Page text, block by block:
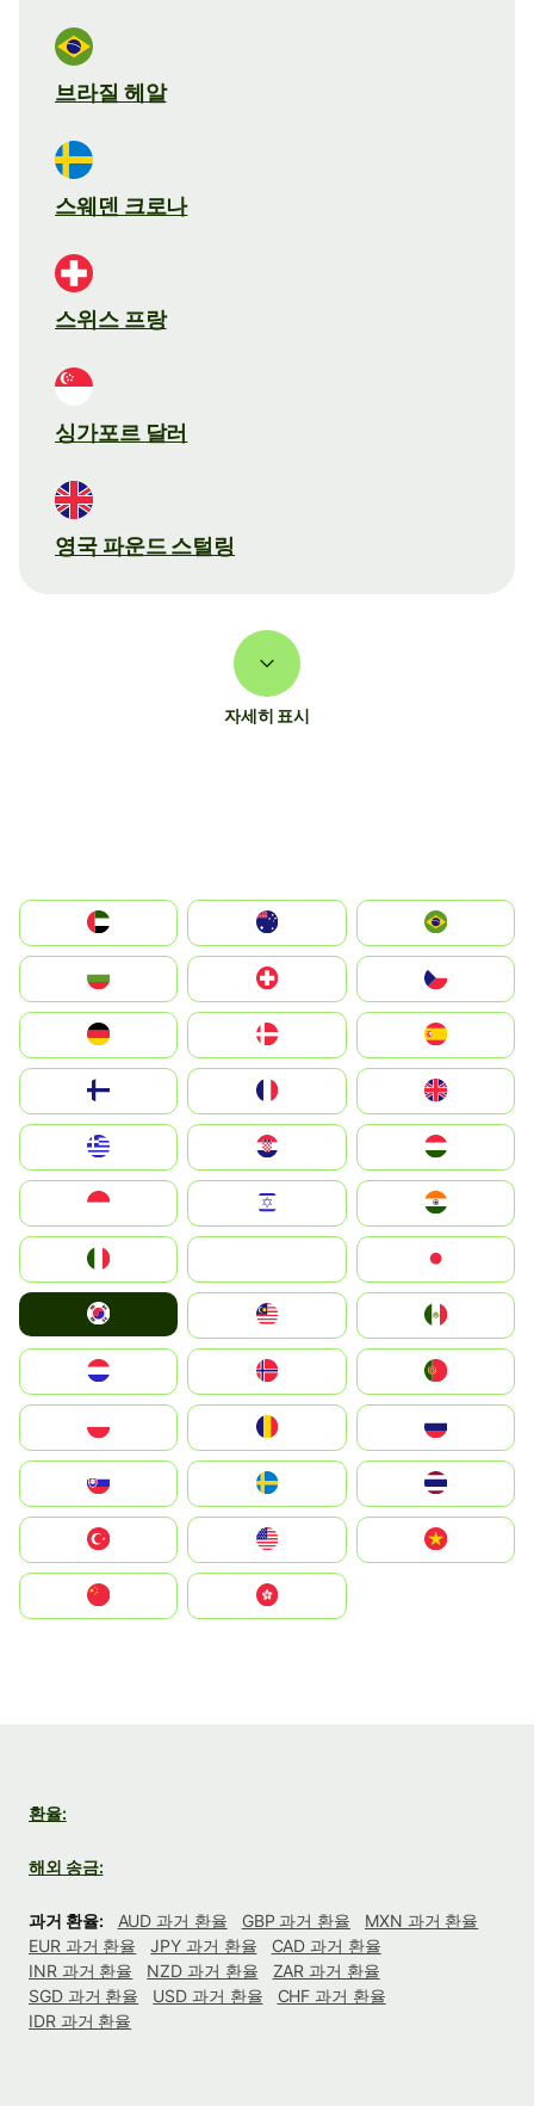
브라질 헤알
스웨덴 크로나
스위스 프랑
싱가포르 달러
영국 파운드 스털링
자세히 표시
الإمارات العربية المتحدة
Switzerland
Deutschland
United Kingdom
Magyarország
South Korea
United States
中國香港特別行政區
환율:
해외 송금:
과거 환율: AUD 과거 환율 GBP 과거 환율
MXN 과거 환율
EUR 과거 환율
JPY 과거 환율
CAD 과거 환율
INR 과거 환율
NZD 과거 환율
ZAR 과거 환율
SGD 과거 환율
USD 과거 환율
CHF 과거 환율
IDR 과거 환율